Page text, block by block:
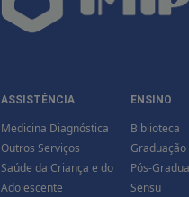
ASSISTÊNCIA
Medicina Diagnóstica
Outros Serviços
Saúde da Criança e do
Adolescente
ENSINO
Biblioteca
Graduação
Pós-
Sensu